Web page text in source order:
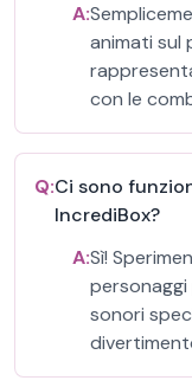
A:
animati sul
con le
Q:Ci sono
IncrediBox?
A:Sì!
sonori